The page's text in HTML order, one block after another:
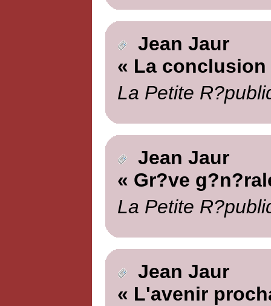
Jean Jaur
« La conclusion
La Petite
Jean Jaur
« Gr?ve
La Petite
Jean Jaur
« L'avenir